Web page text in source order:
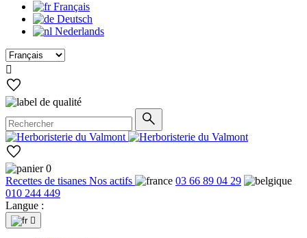
Français
Deutsch
Nederlands

0
Recettes de tisanes Nos actifs
03 66 89 04 29
010 244 449
Langue :
